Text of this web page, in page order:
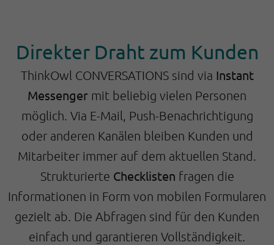
Direkter Draht zum Kunden
ThinkOwl CONVERSATIONS sind via Instant
Messenger mit beliebig vielen Personen
möglich. Via E-Mail, Push-Benachrichtigung
oder anderen Kanälen bleiben Kunden und
Mitarbeiter immer auf dem aktuellen Stand.
Strukturierte Checklisten fragen die
Informationen in Form von mobilen Formularen
gezielt ab. Die Abfragen sind für den Kunden
einfach und garantieren Vollständigkeit.